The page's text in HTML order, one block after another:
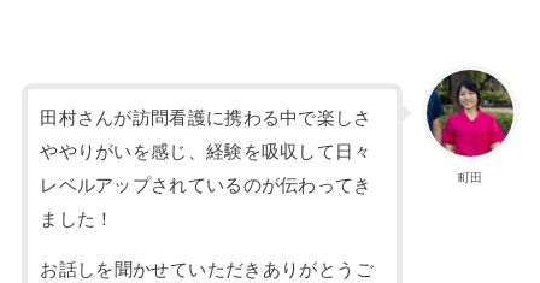
町田
田村さんが訪問看護に携わる中で楽しさ
ややりがいを感じ、経験を吸収して日々
レベルアップされているのが伝わってき
ました！
お話しを聞かせていただきありがとうご